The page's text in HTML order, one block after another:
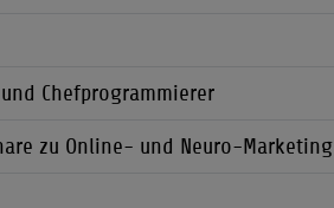
Chefprogrammierer
zu Online- und Neuro-Marketing